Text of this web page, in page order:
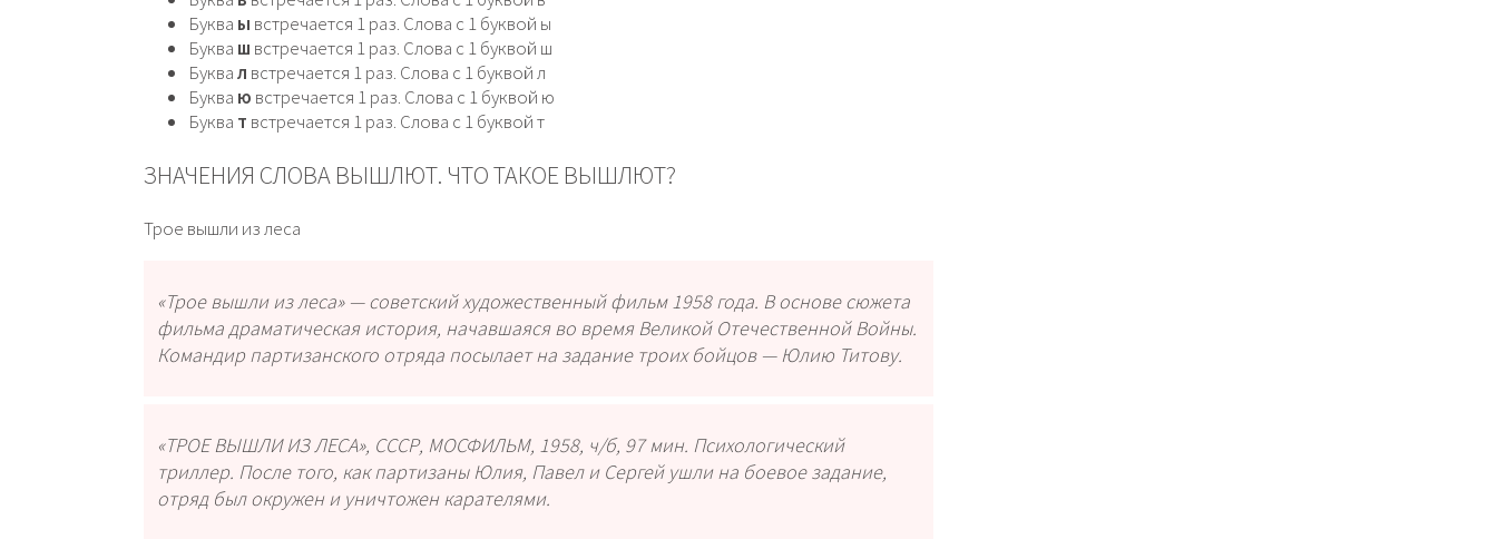
Буква ы встречается 1 раз. Слова с 1 буквой ы
Буква ш встречается 1 раз. Слова с 1 буквой ш
Буквал встречается 1 раз. Слова с 1 буквой л
Буква ю встречается 1 раз. Слова с 1 буквой ю
Буква т встречается 1 раз. Слова с 1 буквой т
ЗНАЧЕНИЯ СЛОВА ВЫШЛЮТ. ЧТО ТАКОЕ ВЫШЛЮТ?
Трое вышли из леса
«Трое вышли из леса» — советский художественный фильм 1958 года. В основе сюжета
фильма драматическая история, начавшаяся во время Великой Отечественной Войны.
Командир партизанского отряда посылает на задание троих бойцов — Юлию Титову.
«ТРОЕ ВЫШЛИ ИЗ ЛЕСА», СССР, МОСФИЛЬМ, 1958, ч/б, 97 мин. Психологический
триллер. После того, как партизаны Юлия, Павел и Сергей ушли на боевое задание,
отряд был окружен и уничтожен карателями.